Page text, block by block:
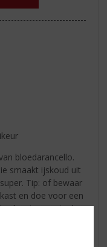
bloedarancello.
smaakt ijskoud uit
Tip: of bewaar
en doe voor een
glaasje even in de